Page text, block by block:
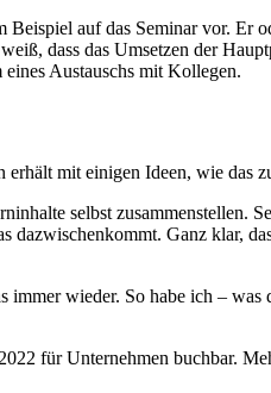
auf das Seminar vor. Er
dass das Umsetzen der
Austauschs mit Kollegen.
erhält mit einigen Ideen, wie das
selbst zusammenstellen.
Ganz klar,
immer wieder. So habe ich –
für Unternehmen buchbar.